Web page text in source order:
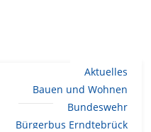
Aktuelles
Bauen und Wohnen
Bundeswehr
Bürgerbus Erndtebrück